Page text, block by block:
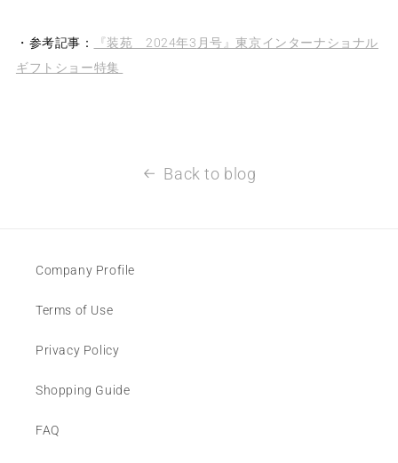
・参考記事： 『装苑 2024年3 月号』東京インターナショナル
ギフトショー特集
Back to blog
Company Profile
Terms of Use
Privacy Policy
Shopping Guide
FAQ